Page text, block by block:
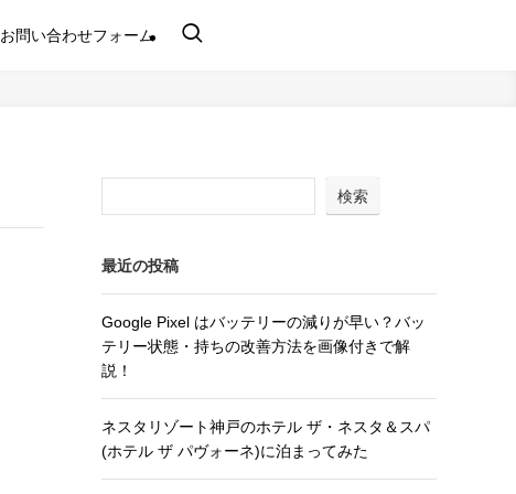
お問い合わせフォーム
検索
最近の投稿
Google Pixel はバッテリーの減りが早い？バッ
テリー状態・持ちの改善方法を画像付きで解
説！
ネスタリゾート神戸のホテル ザ・ネスタ＆スパ
(ホテル ザ パヴォーネ)に泊まってみた